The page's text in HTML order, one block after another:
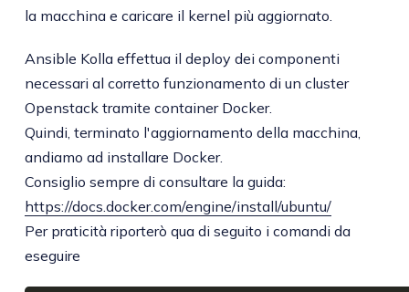
la macchina e caricare il kernel più aggiornato.
Ansible Kolla effettua il deploy dei componenti
necessari al corretto funzionamento di un cluster
Openstack tramite container Docker.
Quindi, terminato l'aggiornamento della macchina,
andiamo ad installare Docker.
Consiglio sempre di consultare la guida:
https://docs.docker.com/engine/install/ubuntu/
Per praticità riporterò qua di seguito i comandi da
eseguire